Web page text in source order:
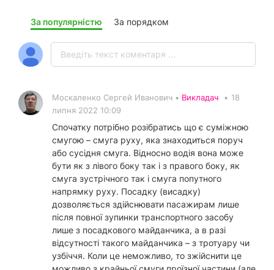
За популярністю За порядком
Москаленко Сергей Иванович • Викладач • 18
липня 2022 10:09
Спочатку потрібно розібратись що є суміжною
смугою – смуга руху, яка знаходиться поруч
або сусідня смуга. Відносно водія вона може
бути як з лівого боку так і з правого боку, як
смуга зустрічного так і смуга попутного
напрямку руху. Посадку (висадку)
дозволяється здійснювати пасажирам лише
після повної зупинки транспортного засобу
лише з посадкового майданчика, а в разі
відсутності такого майданчика – з тротуару чи
узбіччя. Коли це неможливо, то зжійснити це